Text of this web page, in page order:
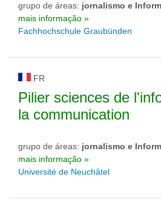
grupo de áreas: jornalismo e
mais informação »
Fachhochschule Graubünden
FR
Pilier sciences de
la communication
grupo de áreas: jornalismo e
mais informação »
Université de Neuchâtel